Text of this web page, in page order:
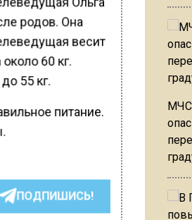
родов. Она
весит
60 кг.
55 кг.
питание.
ПОДПИШИСЬ!
МЧС